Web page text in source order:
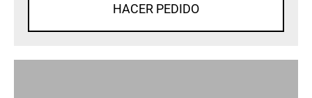
HACER PEDIDO